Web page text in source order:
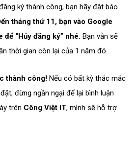
ký thành công, bạn hãy đặt báo
tháng thứ 11, bạn vào Google
để “Hủy đăng ký” nhé. Bạn vẫn sẽ
thời gian còn lại của 1 năm đó.
thành công! Nếu có bất kỳ thắc mắc
đừng ngần ngại để lại bình luận
trên Công Việt IT, mình sẽ hỗ trợ